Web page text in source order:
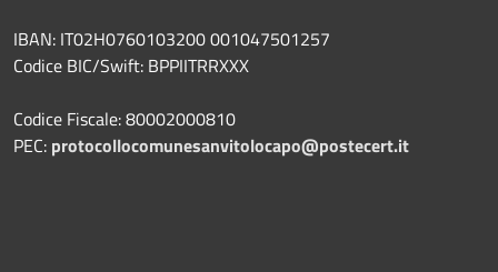
IBAN: IT02H0760103200 001047501257
Codice BIC/Swift: BPPIITRRXXX
Codice Fiscale: 80002000810
PEC: protocollocomunesanvitolocapo@postecert.it